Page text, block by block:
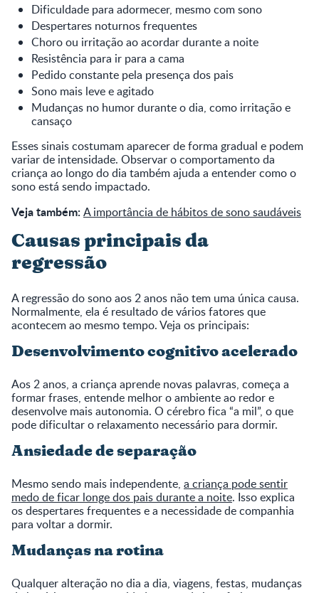
Dificuldade para adormecer, mesmo com sono
Despertares noturnos frequentes
Choro ou irritação ao acordar durante a noite
Resistência para ir para a cama
Pedido constante pela presença dos pais
Sono mais leve e agitado
Mudanças no humor durante o dia, como irritação e
cansaço
Esses sinais costumam aparecer de forma gradual e podem
variar de intensidade. Observar o comportamento da
criança ao longo do dia também ajuda a entender como o
sono está sendo impactado.
Veja também:A importância de hábitos de sono saudáveis
Causas principais da
regressão
A regressão do sono aos 2 anos não tem uma única causa.
Normalmente, ela é resultado de vários fatores que
acontecem ao mesmo tempo. Veja os principais:
Desenvolvimento cognitivo acelerado
Aos 2 anos, a criança aprende novas palavras, começa a
formar frases, entende melhor o ambiente ao redor e
desenvolve mais autonomia. O cérebro fica “a mil”, o que
pode dificultar o relaxamento necessário para dormir.
Ansiedade de separação
Mesmo sendo mais independente, a criança pode sentir
medo de ficar longe dos pais durante a noite. Isso explica
os despertares frequentes e a necessidade de companhia
para voltar a dormir.
Mudanças na rotina
Qualquer alteração no dia a dia, viagens, festas, mudanças